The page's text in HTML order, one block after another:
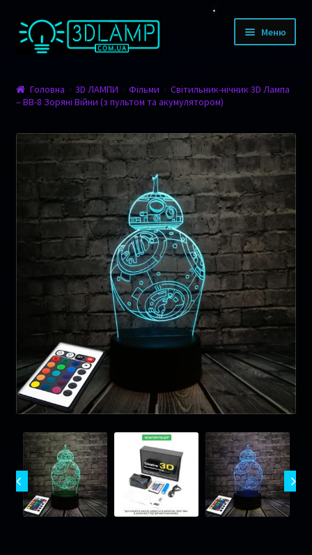
Перейти до навігації
Перейти до контенту Меню
Дизайн
Тварини
Мультфільми
Романтика
Фільми
Транспорт
Музика
Ігри
Оплата та Доставка
Відгуки
Сертифікати
Гарантія 1 рік !
Головна 3D ЛАМПИ Фільми
Світильник-нічник 3D Лампа
– BB-8 Зоряні Війни (з пультом та акумулятором)